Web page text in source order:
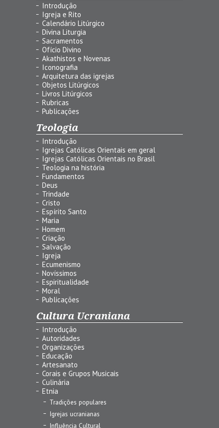
Introdução
Igreja e Rito
Calendário Litúrgico
Divina Liturgia
Sacramentos
Ofício Divino
Akathistos e Novenas
Iconografia
Arquitetura das igrejas
Objetos Litúrgicos
Livros Litúrgicos
Rubricas
Publicações
Teologia
Introdução
Igrejas Católicas Orientais em geral
Igrejas Católicas Orientais no Brasil
Teologia na história
Fundamentos
Deus
Trindade
Cristo
Espírito Santo
Maria
Homem
Criação
Salvação
Igreja
Ecumenismo
Novíssimos
Espiritualidade
Moral
Publicações
Cultura Ucraniana
Introdução
Autoridades
Organizações
Educação
Artesanato
Corais e Grupos Musicais
Culinária
Etnia
Tradições populares
Igrejas ucranianas
Influência Cultural